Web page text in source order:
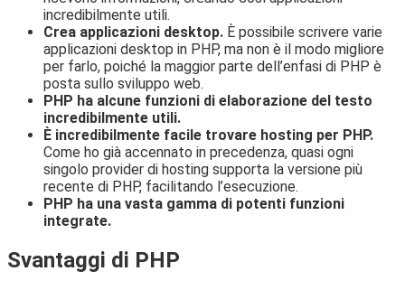
incredibilmente utili.
Crea applicazioni desktop. È possibile scrivere varie
applicazioni desktop in PHP, ma non è il modo migliore
per farlo, poiché la maggior parte dell’enfasi di PHP è
posta sullo sviluppo web.
PHP ha alcune funzioni di elaborazione del testo
incredibilmente utili.
È incredibilmente facile trovare hosting per PHP.
Come ho già accennato in precedenza, quasi ogni
singolo provider di hosting supporta la versione più
recente di PHP, facilitando l’esecuzione.
PHP ha una vasta gamma di potenti funzioni
integrate.
Svantaggi di PHP